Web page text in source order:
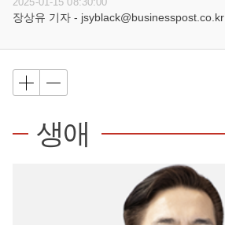
장상유 기자 - jsyblack@businesspost.co.kr
생애